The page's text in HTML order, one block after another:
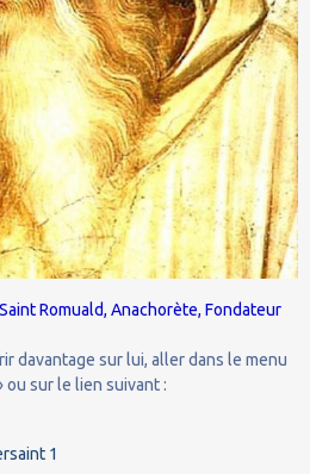
Romuald, Anachorète, Fondateur
davantage sur lui, aller dans le menu
ou sur le lien suivant :